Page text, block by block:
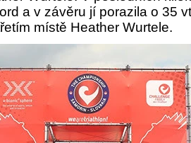
a v závěru jí porazila o 35
místě Heather Wurtele.